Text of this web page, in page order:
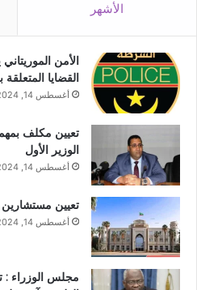
الأشهر
الأمن
القضايا
أغسطس 14, 2024
تعيين مكلف
الوزير الأول
أغسطس 14, 2024
تعيين مستشارين
أغسطس 14, 2024
مجلس الوزراء :